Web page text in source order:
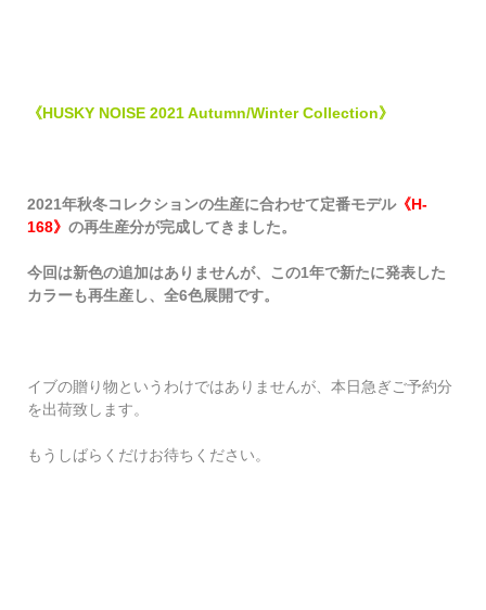
《HUSKY NOISE 2021 Autumn/Winter Collection》
2021年秋冬コレクションの生産に合わせて定番モデル《H-
168》の再生産分が完成してきました。
今回は新色の追加はありませんが、この1年で新たに発表した
カラーも再生産し、全6色展開です。
イブの贈り物というわけではありませんが、本日急ぎご予約分
を出荷致します。
もうしばらくだけお待ちください。